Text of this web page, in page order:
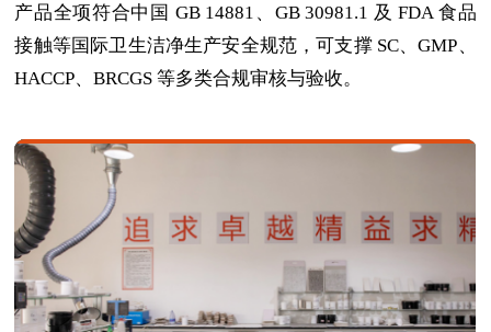
产品全项符合中国 GB 14881、GB 30981.1 及 FDA 食品
接触等国际卫生洁净生产安全规范，可支撑 SC、GMP、
HACCP、BRCGS 等多类合规审核与验收。